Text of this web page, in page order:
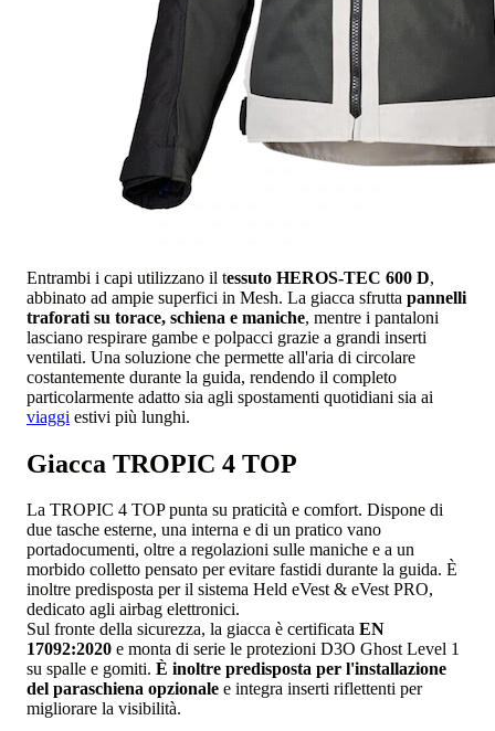
Entrambi i capi utilizzano il tessuto HEROS-TEC 600 D,
abbinato ad ampie superfici in Mesh. La giacca sfrutta pannelli
traforati su torace, schiena e maniche, mentre i pantaloni
lasciano respirare gambe e polpacci grazie a grandi inserti
ventilati. Una soluzione che permette all'aria di circolare
costantemente durante la guida, rendendo il completo
particolarmente adatto sia agli spostamenti quotidiani sia ai
viaggi estivi più lunghi.
Giacca TROPIC 4 TOP
La TROPIC 4 TOP punta su praticità e comfort. Dispone di
due tasche esterne, una interna e di un pratico vano
portadocumenti, oltre a regolazioni sulle maniche e a un
morbido colletto pensato per evitare fastidi durante la guida. È
inoltre predisposta per il sistema Held eVest & eVest PRO,
dedicato agli airbag elettronici.
Sul fronte della sicurezza, la giacca è certificata EN
17092:2020 e monta di serie le protezioni D3O Ghost Level 1
su spalle e gomiti. È inoltre predisposta per l'installazione
del paraschiena opzionale e integra inserti riflettenti per
migliorare la visibilità.